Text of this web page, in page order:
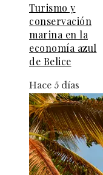
Turismo y
conservación
marina en la
economía azul
de Belice
Hace 5 días